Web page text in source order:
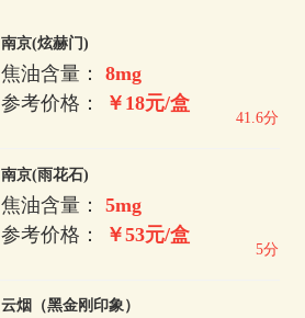
南京(炫赫门)
焦油含量：8mg
参考价格：
￥18元/盒
41.6分
南京(雨花石)
焦油含量：5mg
参考价格：
￥53元/盒
5分
云烟（黑金刚印象）